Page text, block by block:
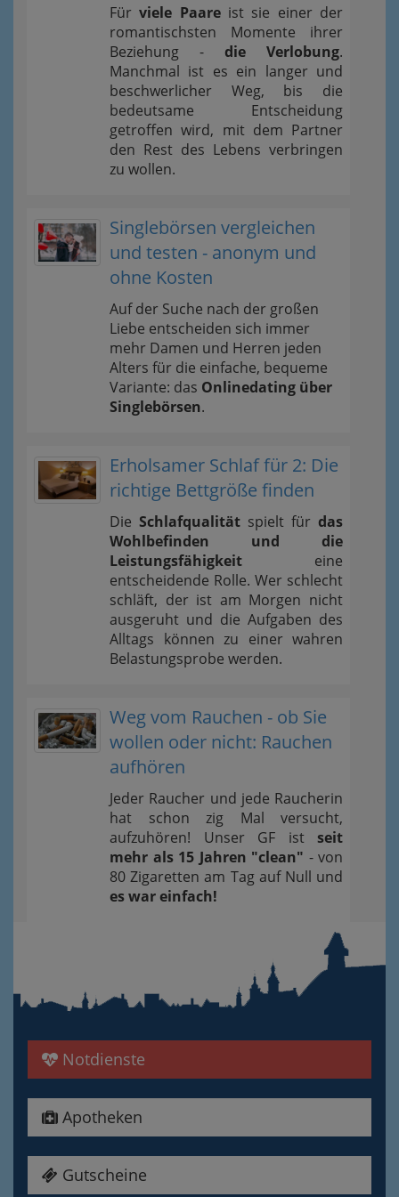
Fürviele Paareist sie einer der
romantischsten Momente ihrer
Beziehung - die Verlobung.
Manchmal ist es ein langer und
beschwerlicher Weg, bis die
bedeutsame Entscheidung
getroffen wird, mit dem Partner
den Rest des Lebens verbringen
zu wollen.
Singlebörsen vergleichen
und testen - anonym und
ohne Kosten
Auf der Suche nach der großen
Liebe entscheiden sich immer
mehr Damen und Herren jeden
Alters für die einfache, bequeme
Variante: das Onlinedating über
Singlebörsen.
Erholsamer Schlaf für 2: Die
richtige Bettgröße finden
Die Schlafqualität spielt für das
Wohlbefinden und die
Leistungsfähigkeit eine
entscheidende Rolle. Wer schlecht
schläft, der ist am Morgen nicht
ausgeruht und die Aufgaben des
Alltags können zu einer wahren
Belastungsprobe werden.
Weg vom Rauchen - ob Sie
wollen oder nicht: Rauchen
aufhören
Jeder Raucher und jede Raucherin
hat schon zig Mal versucht,
aufzuhören! Unser GF ist seit
mehr als 15 Jahren "clean" - von
80 Zigaretten am Tag auf Null und
es war einfach!
Notdienste
Apotheken
Gutscheine